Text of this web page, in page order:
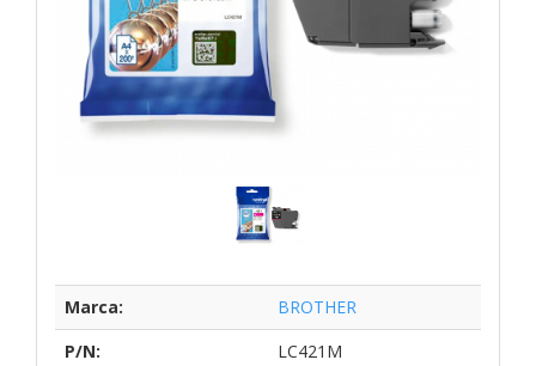
Marca:
BROTHER
P/N:
LC421M